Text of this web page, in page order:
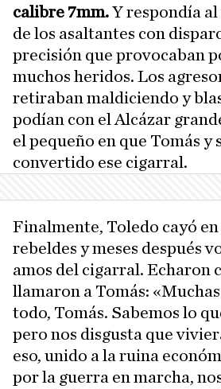
calibre 7mm.Y respondía
de los asaltantes con
precisión que provocaban
muchos heridos. Los
retiraban maldiciendo y
podían con el Alcázar
el pequeño en que Tomás y
convertido ese cigarral.
Finalmente, Toledo cayó en
rebeldes y meses después
amos del cigarral. Echaron
llamaron a Tomás:
todo, Tomás. Sabemos lo
pero nos disgusta que
eso, unido a la ruina
por la guerra en marcha,